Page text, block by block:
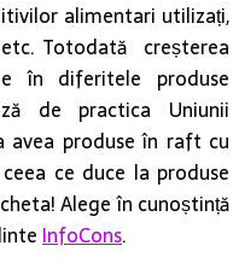
alimentari utilizați,
Totodată creșterea
în diferitele produse
de practica Uniunii
avea produse în raft cu
ce duce la produse
Alege în cunoștință
InfoCons.